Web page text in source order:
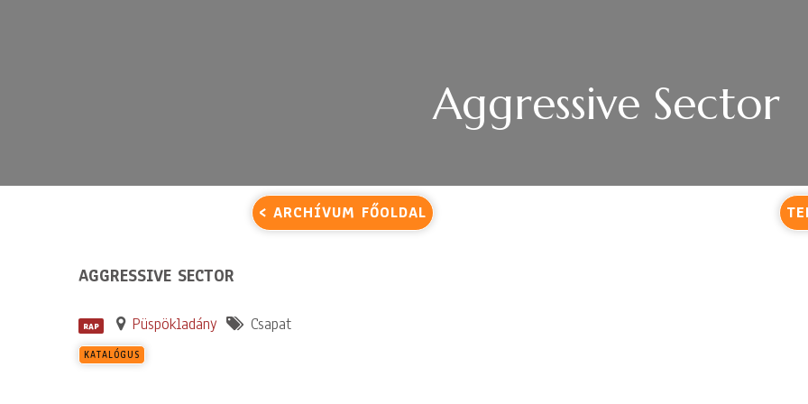
Aggressive Sector
< ARCHÍVUM FŐOLDAL
AGGRESSIVE SECTOR
RAP Püspökladány Csapat
KATALÓGUS